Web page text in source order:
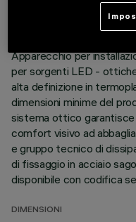
Apparecchio per
per sorgenti LED -
alta definizione in
dimensioni minime del
sistema ottico
comfort visivo ad
e gruppo tecnico di
di fissaggio in acciaio
disponibile con codifica
DIMENSIONI